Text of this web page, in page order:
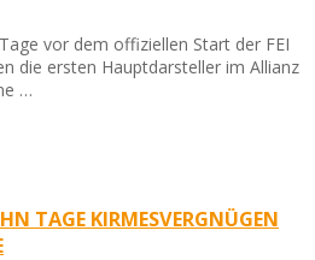
vor dem offiziellen Start der FEI
die ersten Hauptdarsteller im Allianz
…
TAGE KIRMESVERGNÜGEN